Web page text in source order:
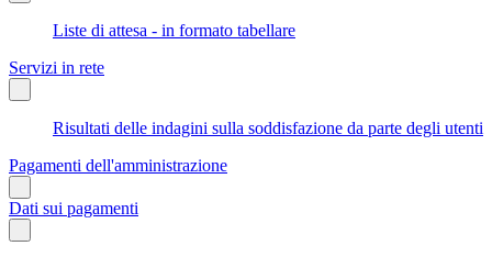
Liste di attesa - in formato tabellare
Servizi in rete
Risultati delle indagini sulla soddisfazione da parte degli utenti
Pagamenti dell'amministrazione
Dati sui pagamenti